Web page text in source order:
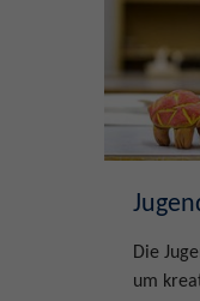
Die
um